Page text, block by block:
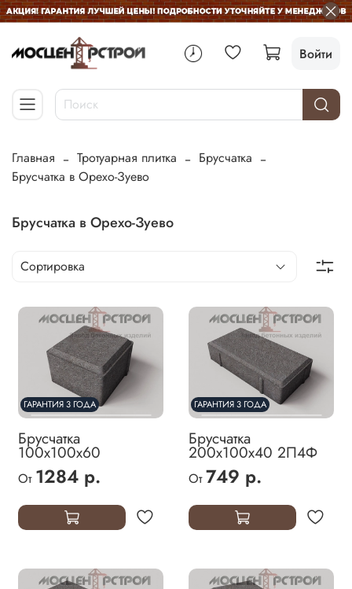
Войти
Главная Тротуарная плитка
Брусчатка
Брусчатка в Орехо-Зуево
Брусчатка в Орехо-Зуево
ГАРАНТИЯ 3 ГОДА
Брусчатка
100х100х60
От 1284 р.
ГАРАНТИЯ 3 ГОДА
Брусчатка
200х100х40 2П4Ф
От 749 р.